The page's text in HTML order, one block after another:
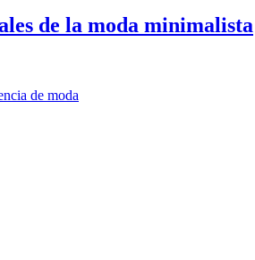
de la moda minimalista
de moda